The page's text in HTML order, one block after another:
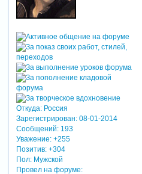
Откуда:Россия
Зарегистрирован: 08-01-2014
Сообщений:193
Уважение: +255
Позитив: +304
Пол:Мужской
Провел на форуме: